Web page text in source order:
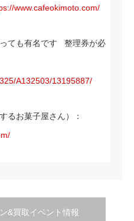
www.cafeokimoto.com/
ても有名です 整理券が必
A132503/13195887/
るお菓子屋さん）：
&買取イベント情報